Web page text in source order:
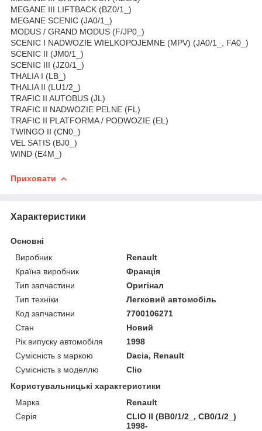
MEGANE III LIFTBACK (BZ0/1_)
MEGANE SCENIC (JA0/1_)
MODUS / GRAND MODUS (F/JP0_)
SCENIC I NADWOZIE WIELKOPOJEMNE (MPV) (JA0/1_, FA0_)
SCENIC II (JM0/1_)
SCENIC III (JZ0/1_)
THALIA I (LB_)
THALIA II (LU1/2_)
TRAFIC II AUTOBUS (JL)
TRAFIC II NADWOZIE PELNE (FL)
TRAFIC II PLATFORMA / PODWOZIE (EL)
TWINGO II (CN0_)
VEL SATIS (BJ0_)
WIND (E4M_)
Приховати
Характеристики
Основні
Виробник
Renault
Країна виробник
Франція
Тип запчастини
Оригінал
Тип техніки
Легковий автомобіль
Код запчастини
7700106271
Стан
Новий
Рік випуску автомобіля
1998
Сумісність з маркою
Dacia, Renault
Сумісність з моделлю
Clio
Користувальницькі характеристики
Марка
Renault
Серія
CLIO II (BB0/1/2_, CB0/1/2_)
1998-